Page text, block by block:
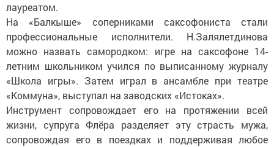
лауреатом.
На «Балкыше» соперниками саксофониста стали
профессиональные исполнители. Н.Залялетдинова
можно назвать самородком: игре на саксофоне 14-
летним школьником учился по выписанному журналу
«Школа игры». Затем играл в ансамбле при театре
«Коммуна», выступал на заводских «Истоках».
Инструмент сопровождает его на протяжении всей
жизни, супруга Флёра разделяет эту страсть мужа,
сопровождая его в поездках и поддерживая любое